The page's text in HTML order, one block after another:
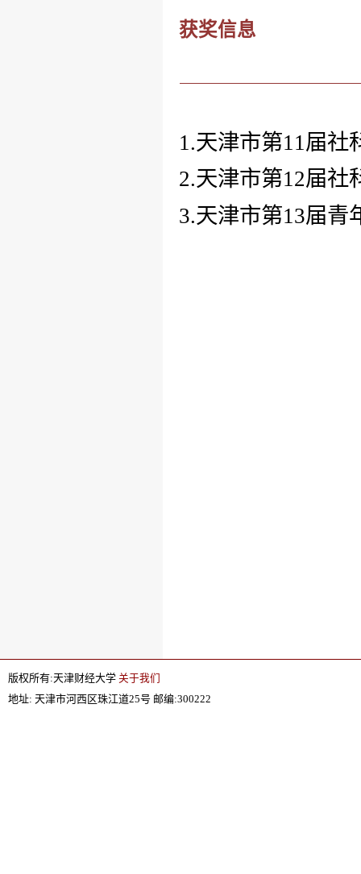
获奖信息
1.天津市第11届社
2.天津市第12届社
3.天津市第13届青
版权所有:天津财经大学 关于我们
地址: 天津市河西区珠江道25号 邮编:300222